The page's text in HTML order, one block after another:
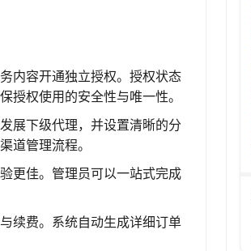
内容开通独立授权。授权状态
授权使用的安全性与唯一性。
展下级代理，并设置清晰的分
道管理流程。
更佳。管理员可以一站式完成
续费。系统自动生成详细订单